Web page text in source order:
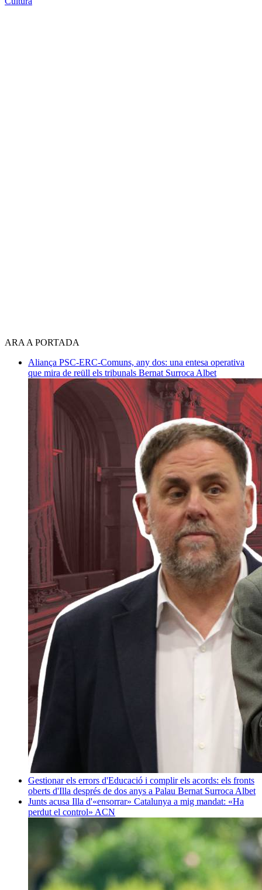
ARA A PORTADA
Aliança PSC-ERC-Comuns, any dos: una entesa operativa
que mira de reüll els tribunals Bernat Surroca Albet
Gestionar els errors d'Educació i complir els acords: els fronts
oberts d'Illa després de dos anys a Palau Bernat Surroca Albet
Junts acusa Illa d'«ensorrar» Catalunya a mig mandat: «Ha
perdut el control» ACN